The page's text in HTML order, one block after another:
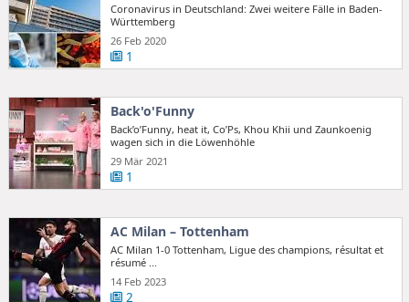
Coronavirus in Deutschland: Zwei weitere Fälle in Baden-
Württemberg
26 Feb 2020
1
Back'o'Funny
Back’o’Funny, heat it, Co’Ps, Khou Khii und Zaunkoenig
wagen sich in die Löwenhöhle
29 Mär 2021
1
AC Milan – Tottenham
AC Milan 1-0 Tottenham, Ligue des champions, résultat et
résumé ...
14 Feb 2023
2